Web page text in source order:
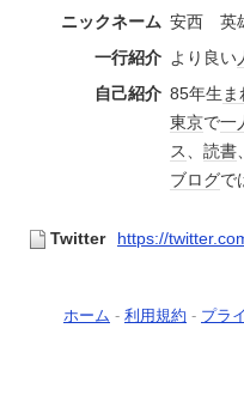
ニックネーム 安西 英
一行紹介 より良い
自己紹介 85年生ま
東京で一
ス、 読書、
ブログで
Twitter https://
ホーム - 利用規約 - プラ